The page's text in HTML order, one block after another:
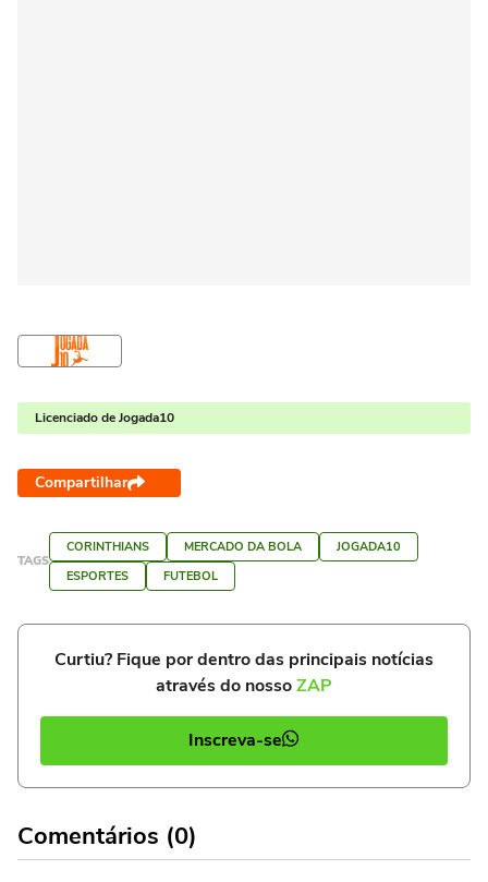
Licenciado de Jogada10
Compartilhar
TAGS
CORINTHIANS MERCADO DA BOLA
JOGADA10
ESPORTES
FUTEBOL
Curtiu? Fique por dentro das principais notícias
através do nossoZAP
Inscreva-se
Comentários (0)